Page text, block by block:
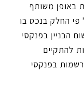
באופן משותף
פי החלק בנכס בו
הבניין בפנקסי
להתקיים
בפנקסי